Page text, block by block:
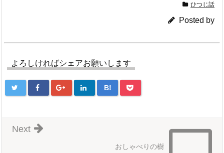
ひつじ話
Posted by
よろしければシェアお願いします
B!
おしゃべりの樹
Next